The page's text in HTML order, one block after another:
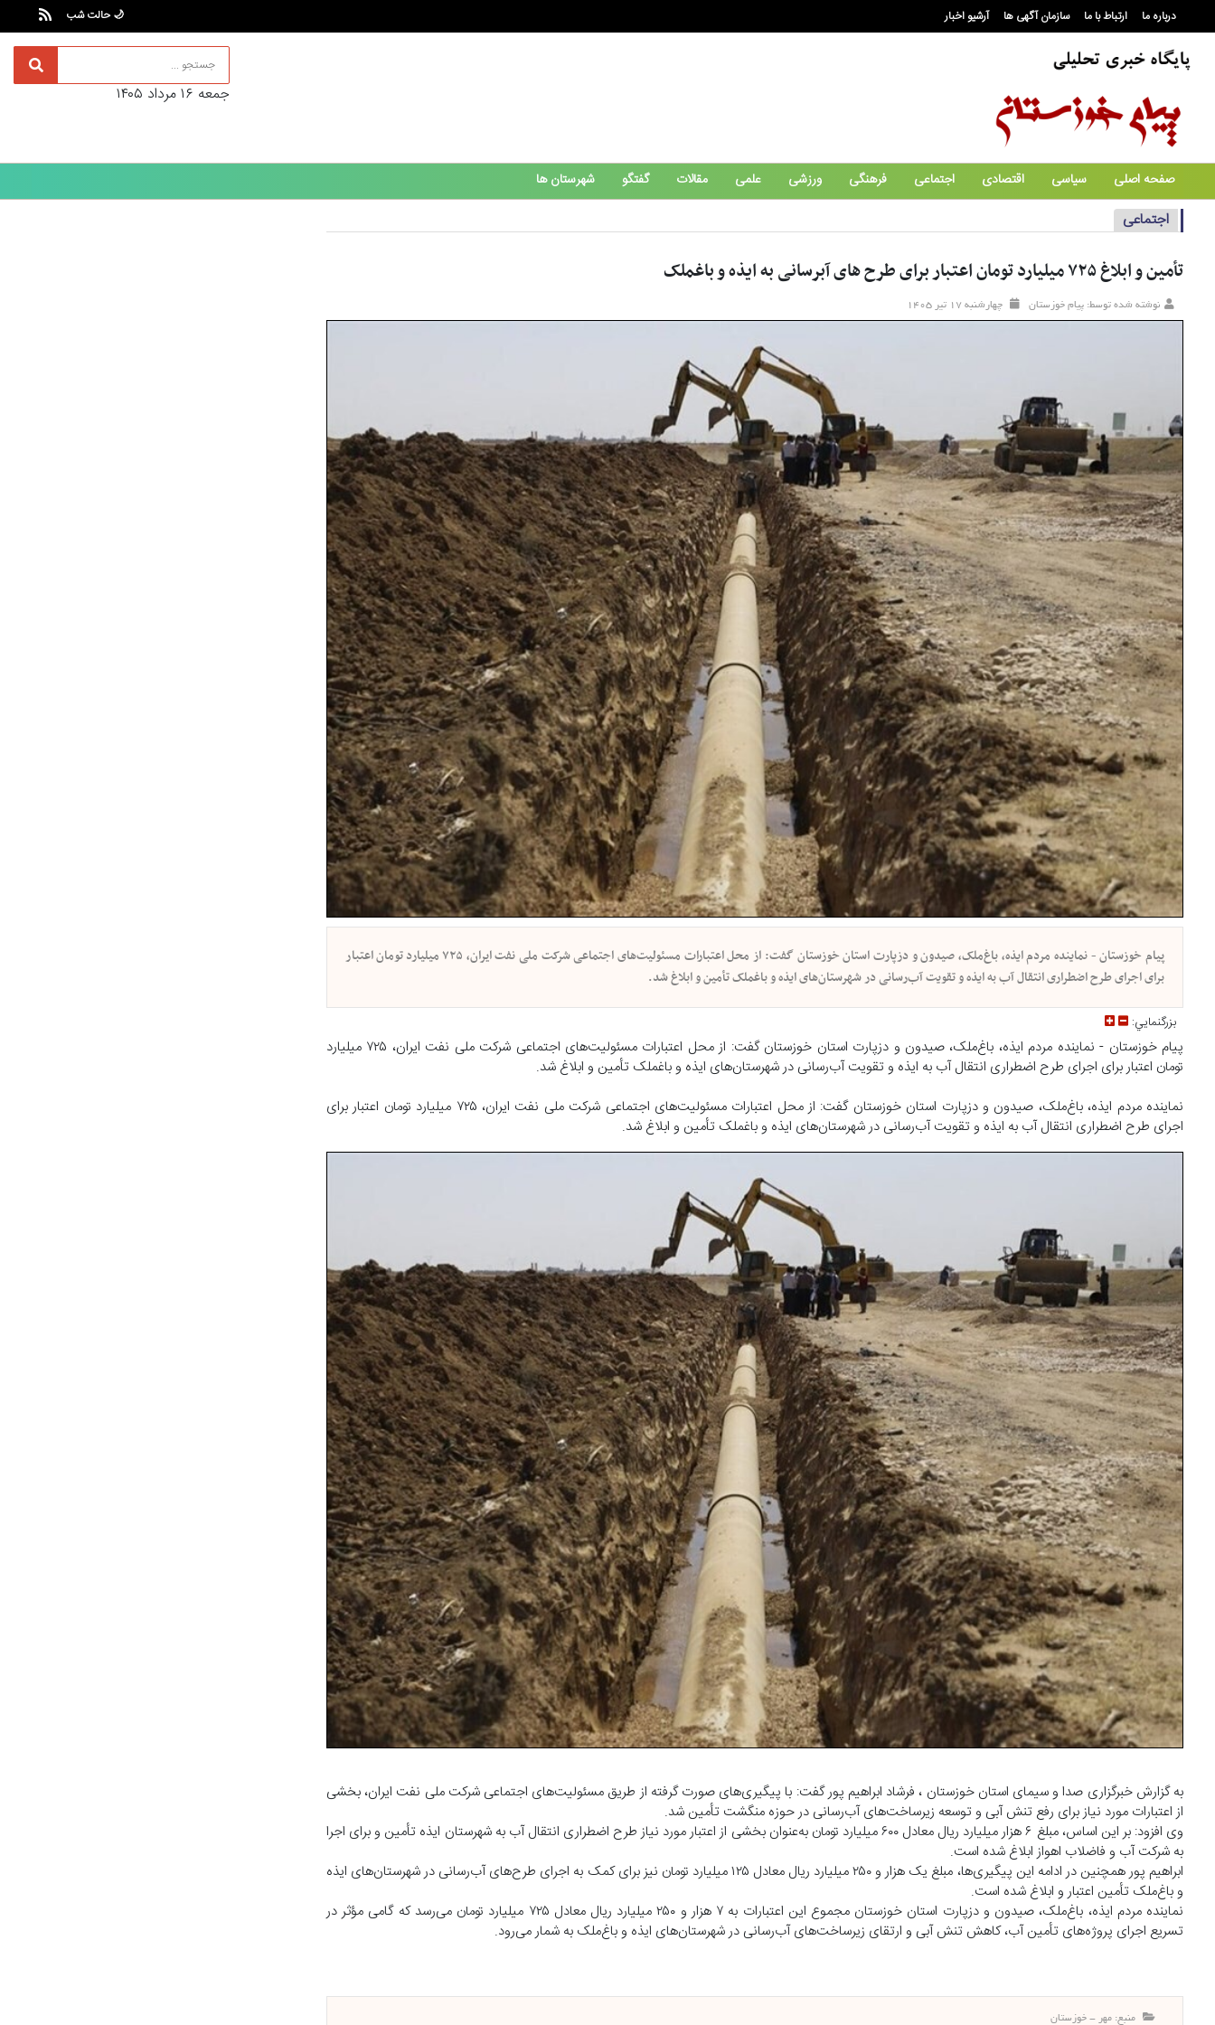
درباره ما ارتباط با ما سازمان آگهی ها آرشیو اخبار 🌙 حالت شب
جمعه ۱۶ مرداد ۱۴۰۵
صفحه اصلی سیاسی اقتصادی اجتماعی فرهنگی ورزشی علمی مقالات گفتگو شهرستان ها
اجتماعی
تأمین و ابلاغ ۷۲۵ میلیارد تومان اعتبار برای طرح های آبرسانی به ایذه و باغملک
نوشته شده توسط: پیام خوزستان چهارشنبه ۱۷ تير ۱۴۰۵
پیام خوزستان - نماینده مردم ایذه، باغ‌ملک، صیدون و دزپارت استان خوزستان گفت: از محل اعتبارات مسئولیت‌های اجتماعی شرکت ملی نفت ایران، ۷۲۵ میلیارد تومان اعتبار
برای اجرای طرح اضطراری انتقال آب به ایذه و تقویت آب‌رسانی در شهرستان‌های ایذه و باغملک تأمین و ابلاغ شد.
بزرگنمايي:
پیام خوزستان - نماینده مردم ایذه، باغ‌ملک، صیدون و دزپارت استان خوزستان گفت: از محل اعتبارات مسئولیت‌های اجتماعی شرکت ملی نفت ایران، ۷۲۵ میلیارد
تومان اعتبار برای اجرای طرح اضطراری انتقال آب به ایذه و تقویت آب‌رسانی در شهرستان‌های ایذه و باغملک تأمین و ابلاغ شد.
نماینده مردم ایذه، باغ‌ملک، صیدون و دزپارت استان خوزستان گفت: از محل اعتبارات مسئولیت‌های اجتماعی شرکت ملی نفت ایران، ۷۲۵ میلیارد تومان اعتبار برای
اجرای طرح اضطراری انتقال آب به ایذه و تقویت آب‌رسانی در شهرستان‌های ایذه و باغملک تأمین و ابلاغ شد.
به گزارش خبرگزاری صدا و سیمای استان خوزستان ، فرشاد ابراهیم پور گفت: با پیگیری‌های صورت گرفته از طریق مسئولیت‌های اجتماعی شرکت ملی نفت ایران، بخشی
از اعتبارات مورد نیاز برای رفع تنش آبی و توسعه زیرساخت‌های آب‌رسانی در حوزه منگشت تأمین شد.
وی افزود: بر این اساس، مبلغ ۶ هزار میلیارد ریال معادل ۶۰۰ میلیارد تومان به‌عنوان بخشی از اعتبار مورد نیاز طرح اضطراری انتقال آب به شهرستان ایذه تأمین و برای اجرا
به شرکت آب و فاضلاب اهواز ابلاغ شده است.
ابراهیم پور همچنین در ادامه این پیگیری‌ها، مبلغ یک هزار و ۲۵۰ میلیارد ریال معادل ۱۲۵ میلیارد تومان نیز برای کمک به اجرای طرح‌های آب‌رسانی در شهرستان‌های ایذه
و باغ‌ملک تأمین اعتبار و ابلاغ شده است.
نماینده مردم ایذه، باغ‌ملک، صیدون و دزپارت استان خوزستان مجموع این اعتبارات به ۷ هزار و ۲۵۰ میلیارد ریال معادل ۷۲۵ میلیارد تومان می‌رسد که گامی مؤثر در
تسریع اجرای پروژه‌های تأمین آب، کاهش تنش آبی و ارتقای زیرساخت‌های آب‌رسانی در شهرستان‌های ایذه و باغ‌ملک به شمار می‌رود.
منبع: مهر - خوزستان